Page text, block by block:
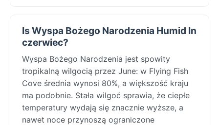
Is Wyspa Bożego Narodzenia Humid In
czerwiec?
Wyspa Bożego Narodzenia jest spowity
tropikalną wilgocią przez June: w Flying Fish
Cove średnia wynosi 80%, a większość kraju
ma podobnie. Stała wilgoć sprawia, że ciepłe
temperatury wydają się znacznie wyższe, a
nawet noce przynoszą ograniczone